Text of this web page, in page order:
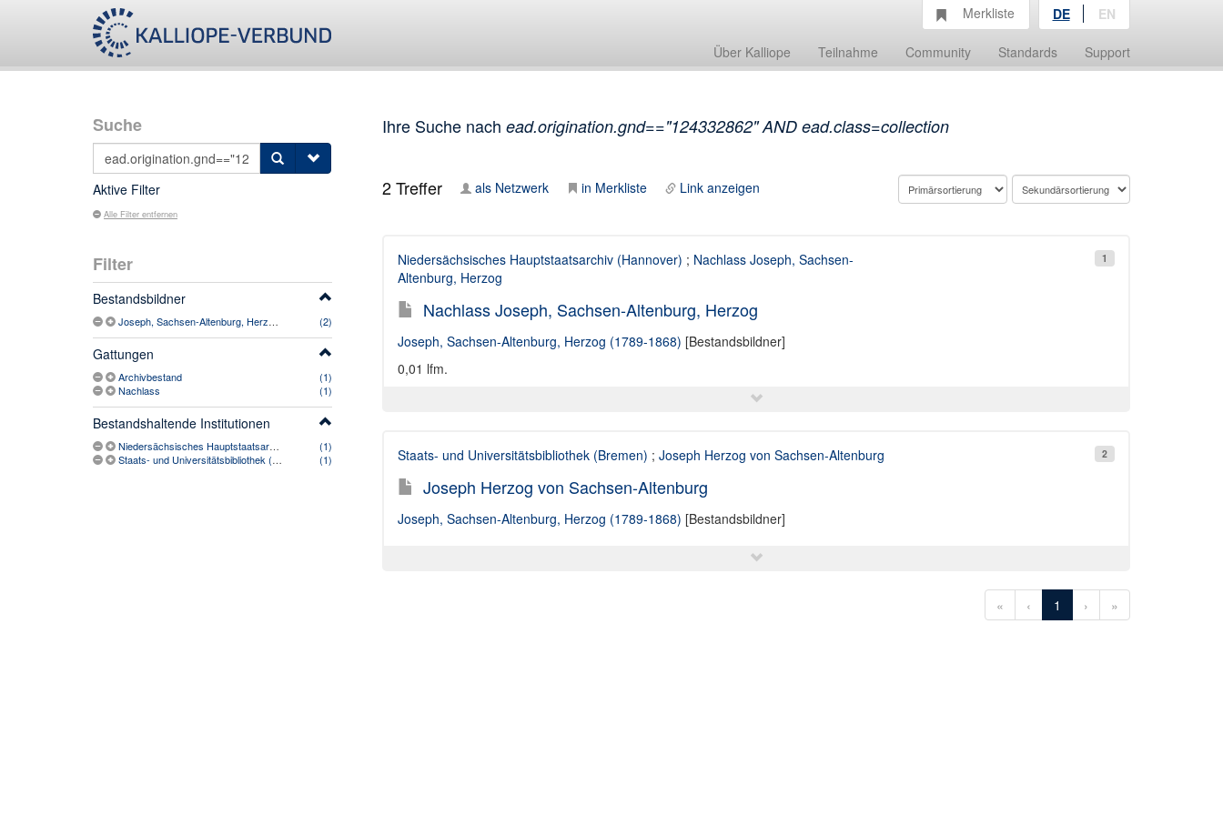
Über Kalliope Teilnahme Community Standards Support
Merkliste DE EN
Suche
Aktive Filter
Alle Filter entfernen
Filter
Bestandsbildner
Joseph, Sachsen-Altenburg, Herzog (1789-1868) (2)
Gattungen
Archivbestand
(1)
Nachlass
(1)
Bestandshaltende Institutionen
Niedersächsisches Hauptstaatsarchiv (Hannover)
(1)
Staats- und Universitätsbibliothek (Bremen)
(1)
Ihre Suche nach ead.origination.gnd=="124332862" AND ead.class=collection
2Treffer als Netzwerk in Merkliste Link anzeigen
1
Niedersächsisches Hauptstaatsarchiv (Hannover) ; Nachlass Joseph, Sachsen-
Altenburg, Herzog
Nachlass Joseph, Sachsen-Altenburg, Herzog
Joseph, Sachsen-Altenburg, Herzog (1789-1868) [Bestandsbildner]
0,01 lfm.
2
Staats- und Universitätsbibliothek (Bremen) ; Joseph Herzog von Sachsen-Altenburg
Joseph Herzog von Sachsen-Altenburg
Joseph, Sachsen-Altenburg, Herzog (1789-1868) [Bestandsbildner]
« ‹ 1 › »